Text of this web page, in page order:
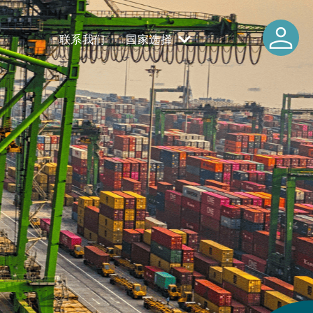
联系我们 国家选择 person